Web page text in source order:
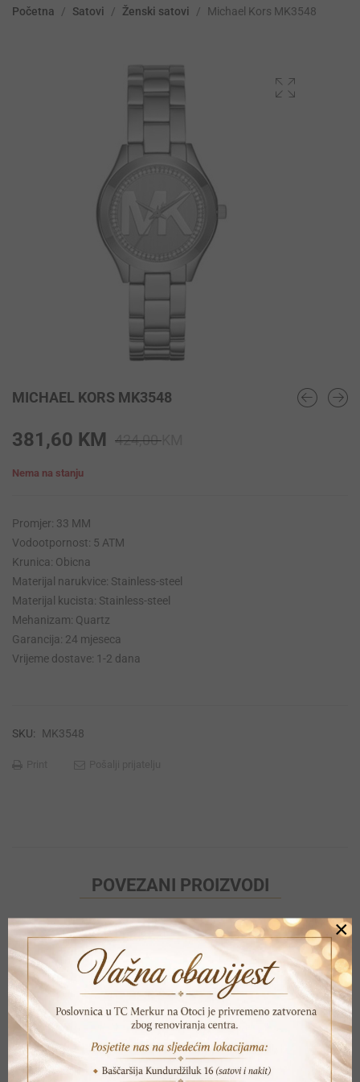
Početna / Satovi / Ženski satovi / Michael Kors MK3548
MICHAEL KORS MK3548
424,00
381,60 KM
Nema na stanju
Promjer: 33 MM
Vodootpornost: 5 ATM
Krunica: Obicna
Materijal narukvice: Stainless-steel
Materijal kucista: Stainless-steel
Mehanizam: Quartz
Garancija: 24 mjeseca
Vrijeme dostave: 1-2 dana
SKU: MK3548
POVEZANI PROIZVODI
×